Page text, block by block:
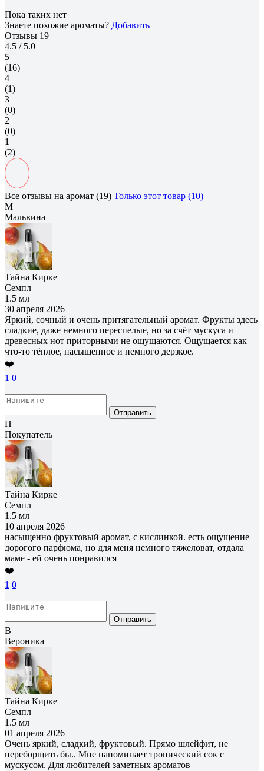
Пока таких нет
Знаете похожие ароматы? Добавить
Отзывы 19
4.5 / 5.0
5
(16)
4
(1)
3
(0)
2
(0)
1
(2)
Все отзывы на аромат (19) Только этот товар (10)
М
Мальвина
Тайна Кирке
Семпл
1.5 мл
30 апреля 2026
Яркий, сочный и очень притягательный аромат. Фрукты здесь
сладкие, даже немного переспелые, но за счёт мускуса и
древесных нот приторными не ощущаются. Ощущается как
что-то тёплое, насыщенное и немного дерзкое.
❤️
1 0
Отправить
П
Покупатель
Тайна Кирке
Семпл
1.5 мл
10 апреля 2026
насыщенно фруктовый аромат, с кислинкой. есть ощущение
дорогого парфюма, но для меня немного тяжеловат, отдала
маме - ей очень понравился
❤️
1 0
Отправить
В
Вероника
Тайна Кирке
Семпл
1.5 мл
01 апреля 2026
Очень яркий, сладкий, фруктовый. Прямо шлейфит, не
переборщить бы.. Мне напоминает тропический сок с
мускусом. Для любителей заметных ароматов